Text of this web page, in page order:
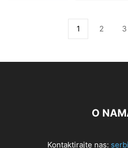
1 2 3
O
Kontaktirajte nas: